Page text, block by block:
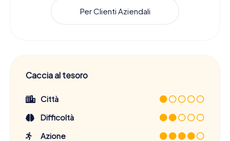
Per Clienti Aziendali
Caccia al tesoro
Città
Difficoltà
Azione